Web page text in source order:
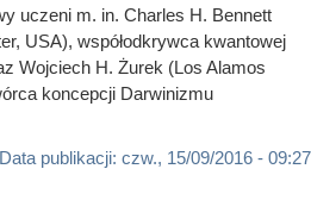
uczeni m. in. Charles H. Bennett
USA), współodkrywca kwantowej
Wojciech H. Żurek (Los Alamos
koncepcji Darwinizmu
Data publikacji: czw., 15/09/2016 - 09:27